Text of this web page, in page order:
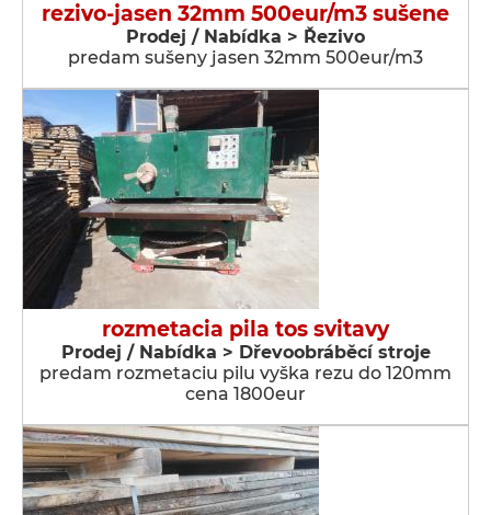
rezivo-jasen 32mm 500eur/m3 sušene
Prodej / Nabídka > Řezivo
predam sušeny jasen 32mm 500eur/m3
rozmetacia pila tos svitavy
Prodej / Nabídka > Dřevoobráběcí stroje
predam rozmetaciu pilu vyška rezu do 120mm
cena 1800eur